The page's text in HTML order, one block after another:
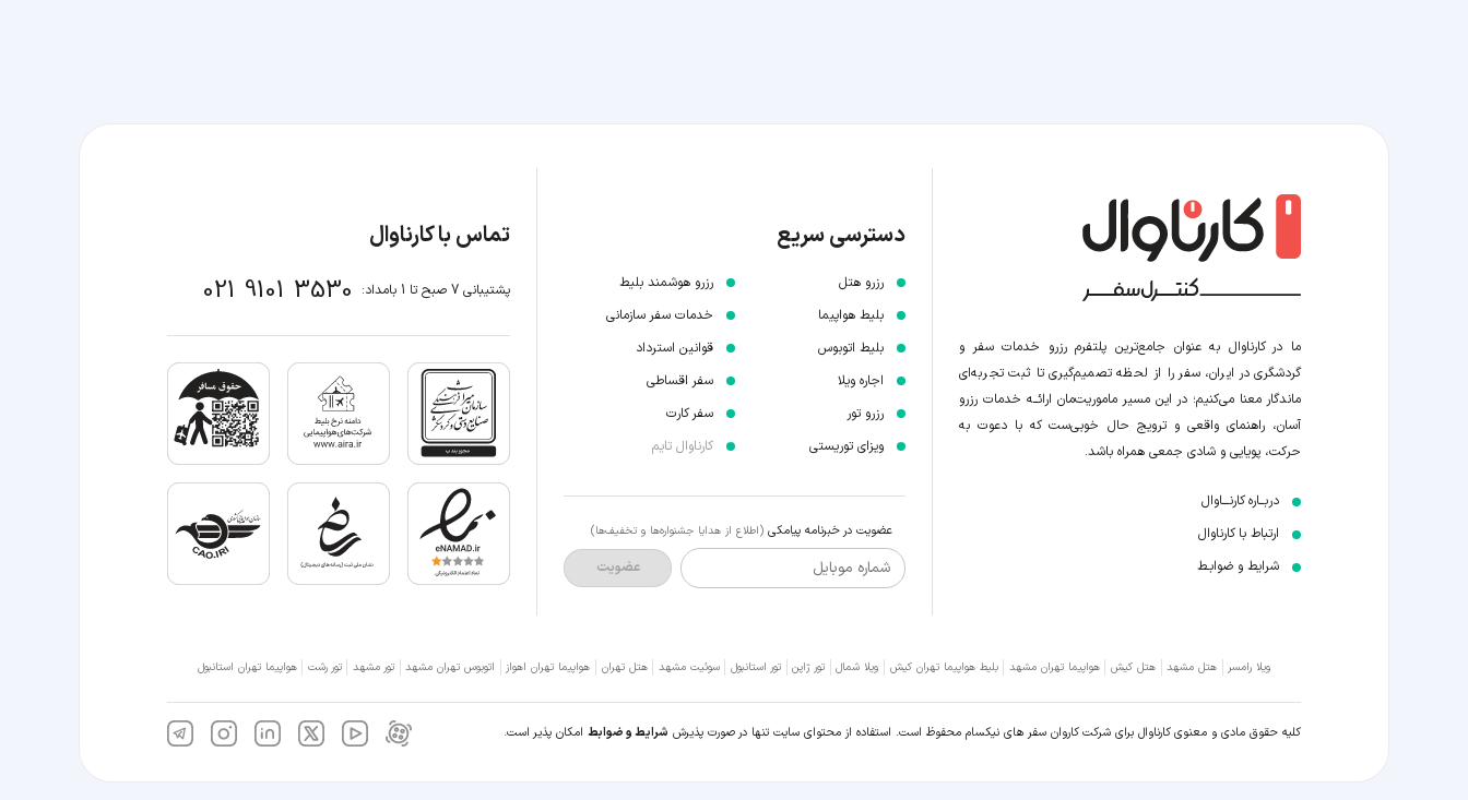
ما در کارناوال به عنوان جامع‌ترین پلتفرم رزرو خدمات سفر و
گردشگری در ایران، سفر را از لحظه‌ تصمیم‌گیری تا ثبت تجربه‌ای
ماندگار معنا می‌کنیم؛ در این مسیر‍ ماموریت‌مان اراﺋــﻪ خدمات رزرو
آسان، راهنمای واقعی و ترویج حال خوبی‌ست که با دعوت به
حرکت، پویایی و شادی جمعی همراه باشد.
دربــاره کارنـــاوال
ارتباط با کارناوال
شرایط و ضوابـط
دسترسی سریع
رزرو هتل
بلیط هواپیما
بلیط اتوبوس
اجاره ویلا
رزرو تور
ویزای توریستی
رزرو هوشمند بلیط
خدمات سفر سازمانی
قوانین استرداد
سفر اقساطی
سفر کارت
کارناوال تایم
عضویت در خبرنامه پیامکی (اطلاع از هدایا جشنواره‌ها و تخفیف‌ها)
شماره موبایل عضویت
تماس با کارناوال
پشتیبانی 7 صبح تا 1 بامداد: 021 9101 3530
ویلا رامسر هتل مشهد هتل کیش هواپیما تهران مشهد بلیط هواپیما تهران کیش ویلا شمال تور ژاپن تور استانبول سوئیت مشهد هتل تهران هواپیما تهران اهواز اتوبوس تهران مشهد تور مشهد تور رشت هواپیما تهران استانبول
کلیه حقوق مادی و معنوی کارناوال برای شرکت کاروان سفر های نیکسام محفوظ است. استفاده از محتوای سایت تنها در صورت پذیرش شرایط و ضوابط امکان پذیر است.